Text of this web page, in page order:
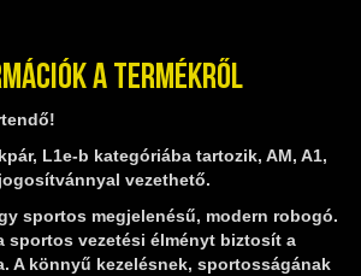
a termékről
L1e-b kategóriába tartozik, AM, A1,
vezethető.
sportos megjelenésű, modern robogó.
sportos vezetési élményt biztosít a
A könnyű kezelésnek, sportosságának